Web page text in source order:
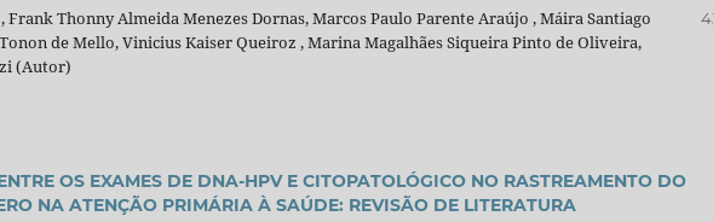
Thonny Almeida Menezes Dornas, Marcos Paulo Parente Araújo , Máira Santiago
de Mello, Vinicius Kaiser Queiroz , Marina Magalhães Siqueira Pinto de Oliveira,
(Autor)
OS EXAMES DE DNA-HPV E CITOPATOLÓGICO NO RASTREAMENTO DO
NA ATENÇÃO PRIMÁRIA À SAÚDE: REVISÃO DE LITERATURA